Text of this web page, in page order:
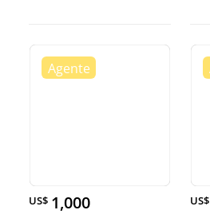
US$ 1,000 US$